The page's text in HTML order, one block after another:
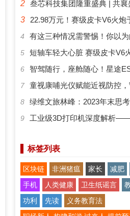
2 叁芯科技集团隆重盛典 | 共襄盛举，
3
22.98万元！赛级皮卡V6火炮于成都车
4 有这三种情况需警惕！你以为的衰老可能是
5 短轴车轻大心脏 赛级皮卡V6火炮将于成都
6 智驾随行，座舱随心！星途ES重构智能化
7 童视康哺光仪赋能近视防控，守护中国孩子
8 绿维文旅林峰：2023年末思考——文旅新势力
9 工业级3D打印机深度解析——一篇真正能帮你选
标签列表
区块链 非洲猪瘟 家长 减肥
手机
人类健康 卫生纸谣言
功利
先读
义务教育法